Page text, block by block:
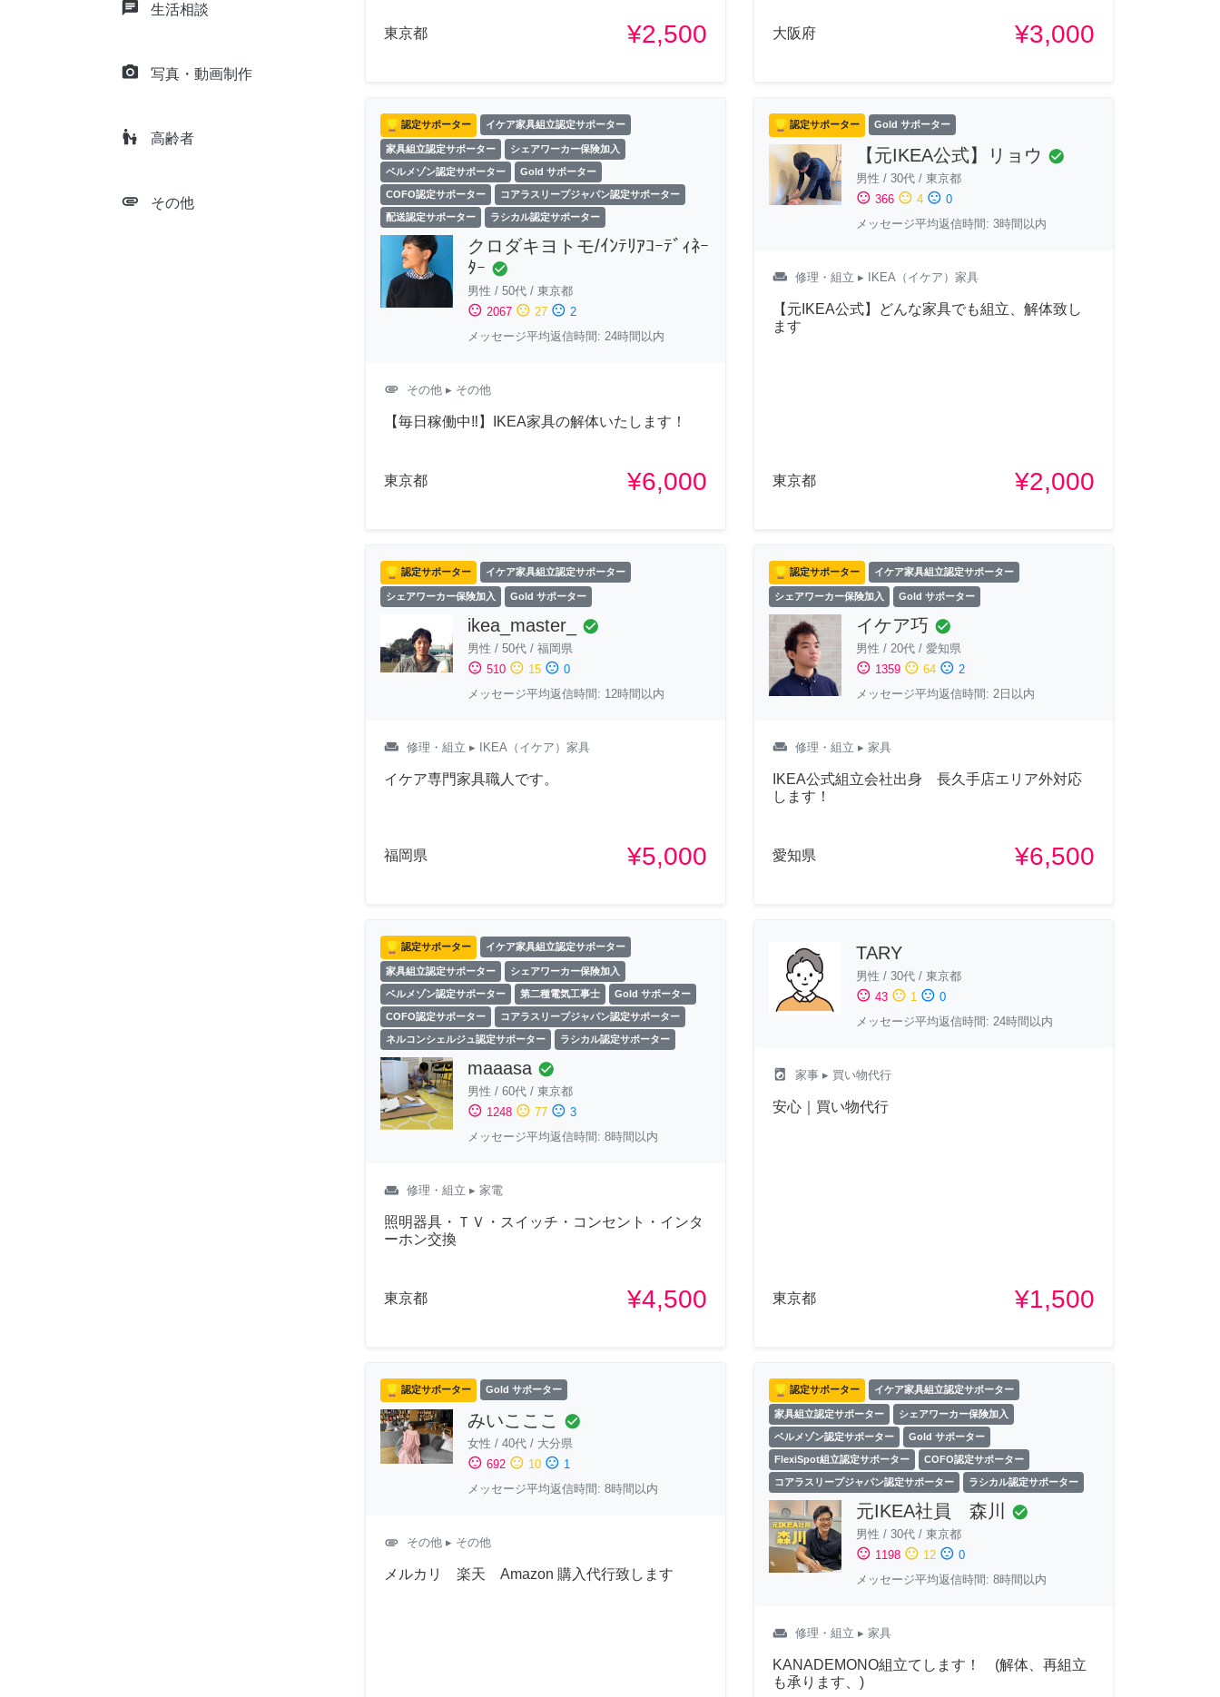
chat 生活相談
camera_alt 写真・動画制作
escalator_warning 高齢者
attachment その他
東京都 ¥2,500 大阪府 ¥3,000
認定サポーター イケア家具組立認定サポーター
家具組立認定サポーター シェアワーカー保険加入
ベルメゾン認定サポーター Gold サポーター
COFO認定サポーター コアラスリープジャパン認定サポーター
配送認定サポーター ラシカル認定サポーター
クロダキヨトモ/ｲﾝﾃﾘｱｺｰﾃﾞｨﾈｰ
ﾀｰ check_circle
男性 / 50代 / 東京都
sentiment_satisfied 2067 sentiment_neutral 27 sentiment_dissatisfied 2
メッセージ平均返信時間: 24時間以内
attachment その他 ▸ その他
【毎日稼働中‼︎】IKEA家具の解体いたします！
東京都 ¥6,000
認定サポーター Gold サポーター
【元IKEA公式】リョウ check_circle
男性 / 30代/ 東京都
sentiment_satisfied 366 sentiment_neutral 4 sentiment_dissatisfied 0
メッセージ平均返信時間: 3時間以内
weekend 修理・組立 ▸ IKEA（イケア）家具
【元IKEA公式】どんな家具でも組立、解体致し
ます
東京都 ¥2,000
認定サポーター イケア家具組立認定サポーター
シェアワーカー保険加入 Gold サポーター
ikea_master_ check_circle
男性 / 50代 / 福岡県
sentiment_satisfied 510 sentiment_neutral 15 sentiment_dissatisfied 0
メッセージ平均返信時間: 12時間以内
weekend 修理・組立 ▸ IKEA（イケア）家具
イケア専門家具職人です。
福岡県 ¥5,000
認定サポーター イケア家具組立認定サポーター
シェアワーカー保険加入 Gold サポーター
イケア巧 check_circle
男性 / 20代/ 愛知県
sentiment_satisfied 1359 sentiment_neutral 64 sentiment_dissatisfied 2
メッセージ平均返信時間: 2日以内
weekend 修理・組立 ▸ 家具
IKEA公式組立会社出身 長久手店エリア外対応
します！
愛知県 ¥6,500
認定サポーター イケア家具組立認定サポーター
家具組立認定サポーター シェアワーカー保険加入
ベルメゾン認定サポーター 第二種電気工事士 Gold サポーター
COFO認定サポーター コアラスリープジャパン認定サポーター
ネルコンシェルジュ認定サポーター ラシカル認定サポーター
maaasa check_circle
男性 / 60代 / 東京都
sentiment_satisfied 1248 sentiment_neutral 77 sentiment_dissatisfied 3
メッセージ平均返信時間: 8時間以内
weekend 修理・組立 ▸ 家電
照明器具・ＴＶ・スイッチ・コンセント・インタ
ーホン交換
東京都 ¥4,500
TARY
男性 / 30代/ 東京都
sentiment_satisfied 43 sentiment_neutral 1 sentiment_dissatisfied 0
メッセージ平均返信時間: 24時間以内
local_laundry_service 家事▸ 買い物代行
安心｜買い物代行
東京都 ¥1,500
認定サポーター Gold サポーター
みいこここ check_circle
女性 / 40代 / 大分県
sentiment_satisfied 692 sentiment_neutral 10 sentiment_dissatisfied 1
メッセージ平均返信時間: 8時間以内
attachment その他 ▸ その他
メルカリ 楽天 Amazon 購入代行致します
認定サポーター イケア家具組立認定サポーター
家具組立認定サポーター シェアワーカー保険加入
ベルメゾン認定サポーター Gold サポーター
FlexiSpot組立認定サポーター COFO認定サポーター
コアラスリープジャパン認定サポーター ラシカル認定サポーター
元IKEA社員 森川 check_circle
男性 / 30代/ 東京都
sentiment_satisfied 1198 sentiment_neutral 12 sentiment_dissatisfied 0
メッセージ平均返信時間: 8時間以内
weekend 修理・組立 ▸ 家具
KANADEMONO組立てします！ (解体、再組立
も承ります、)